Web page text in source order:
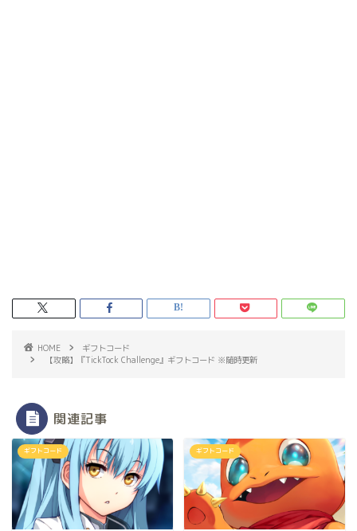
HOME
ギフトコード
【攻略】『TickTock Challenge』ギフトコード ※随時更新
関連記事
ギフトコード ギフトコード